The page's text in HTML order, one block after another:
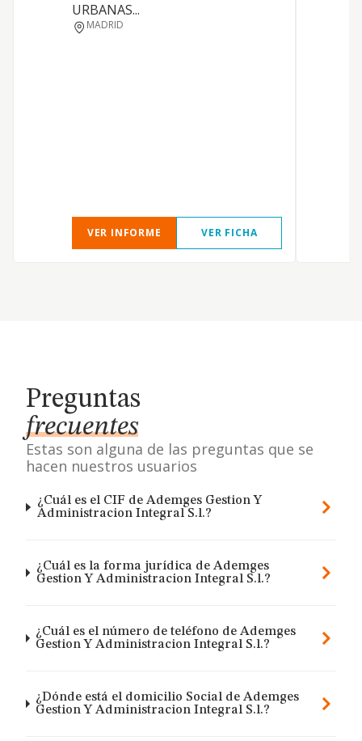
URBANAS...
MADRID
VER INFORME VER FICHA
Preguntas
frecuentes
Estas son alguna de las preguntas que se
hacen nuestros usuarios
¿Cuál es el CIF de Ademges Gestion Y
Administracion Integral S.l.?
¿Cuál es la forma jurídica de Ademges
Gestion Y Administracion Integral S.l.?
¿Cuál es el número de teléfono de Ademges
Gestion Y Administracion Integral S.l.?
¿Dónde está el domicilio Social de Ademges
Gestion Y Administracion Integral S.l.?